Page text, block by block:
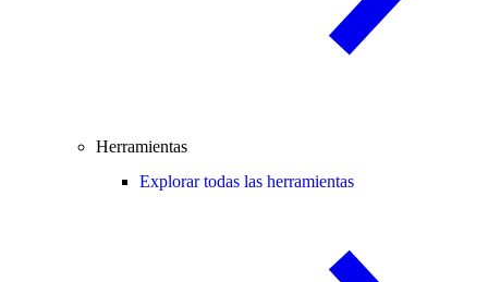
Herramientas
Explorar todas las herramientas